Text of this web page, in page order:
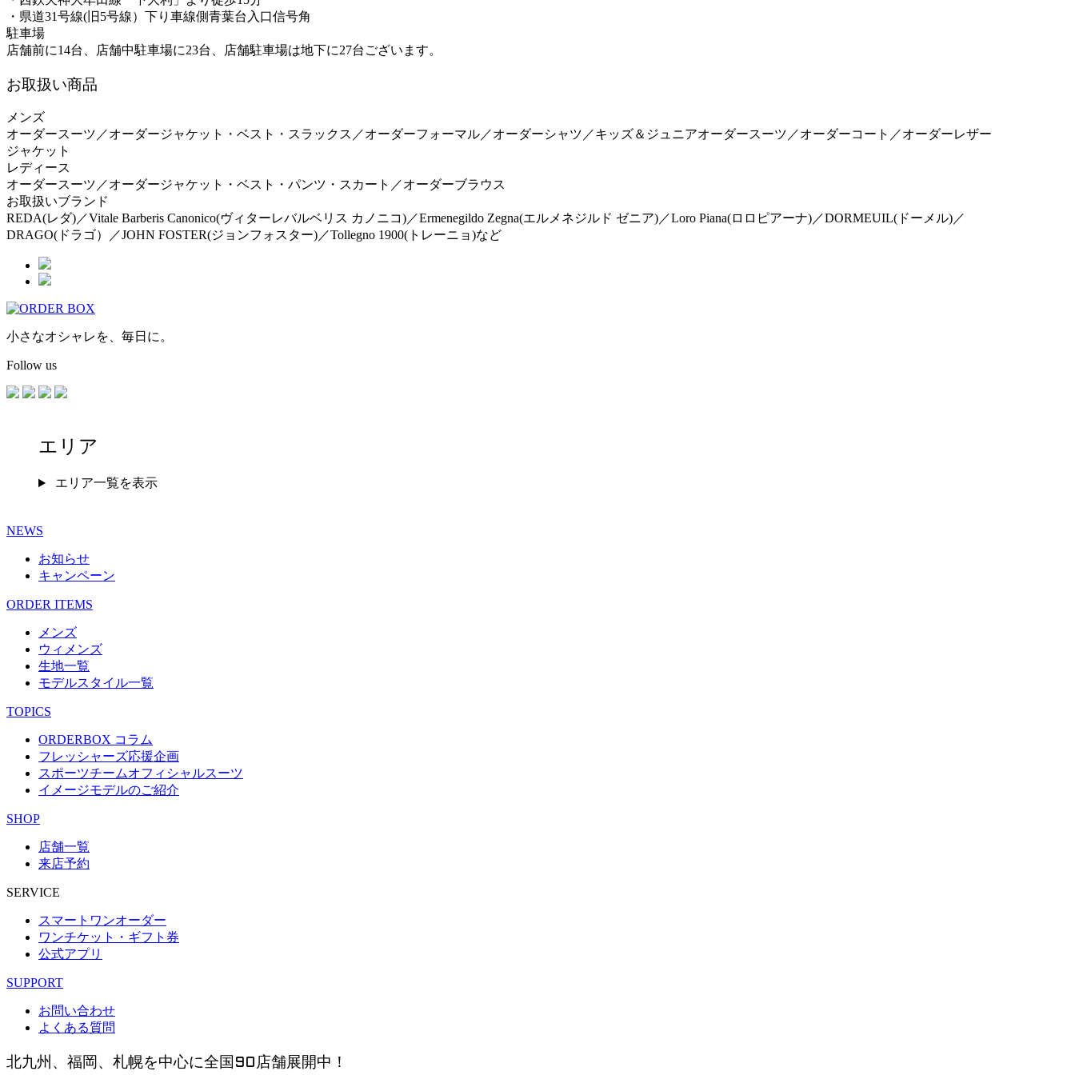
・県道31号線(旧5号線）下り車線側青葉台入口信号角
駐車場
店舗前に14台、店舗中駐車場に23台、店舗駐車場は地下に27台ございます。
お取扱い商品
メンズ
オーダースーツ／オーダージャケット・ベスト・スラックス／オーダーフォーマル／オーダーシャツ／キッズ＆ジュニアオーダースーツ／オーダーコート／オーダーレザー
ジャケット
レディース
オーダースーツ／オーダージャケット・ベスト・パンツ・スカート／オーダーブラウス
お取扱いブランド
REDA(レダ)／Vitale Barberis Canonico(ヴィターレバルベリス カノニコ)／Ermenegildo Zegna(エルメネジルド ゼニア)／Loro Piana(ロロピアーナ)／DORMEUIL(ドーメル)／
DRAGO(ドラゴ）／JOHN FOSTER(ジョンフォスター)／Tollegno 1900(トレーニョ)など
小さなオシャレを、毎日に。
Follow us
エリア
エリア一覧を表示
NEWS
お知らせ
キャンペーン
ORDER ITEMS
メンズ
ウィメンズ
生地一覧
モデルスタイル一覧
TOPICS
ORDERBOX コラム
フレッシャーズ応援企画
スポーツチームオフィシャルスーツ
イメージモデルのご紹介
SHOP
店舗一覧
来店予約
SERVICE
スマートワンオーダー
ワンチケット・ギフト券
公式アプリ
SUPPORT
お問い合わせ
よくある質問
北九州、福岡、札幌を中心に全国90店舗展開中！